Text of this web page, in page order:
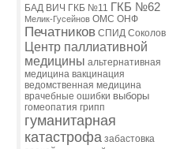
БАД ВИЧ ГКБ №11 ГКБ №62
Мелик-Гусейнов ОМС ОНФ
Печатников СПИД Соколов
Центр паллиативной
медицины альтернативная
медицина вакцинация
ведомственная медицина
врачебные ошибки выборы
гомеопатия грипп
гуманитарная
катастрофа забастовка